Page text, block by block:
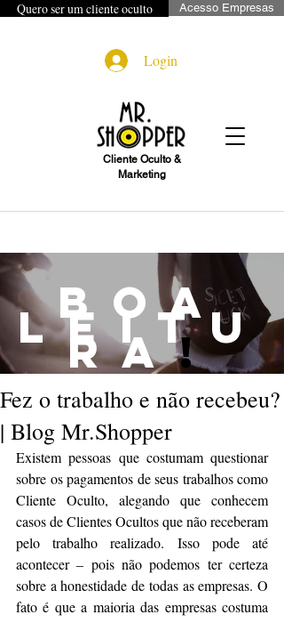
Quero ser um cliente oculto Acesso Empresas
Login
Cliente Oculto &
Marketing
boa
leitu
ra!
Fez o trabalho e não recebeu?
| Blog Mr.Shopper
Existem pessoas que costumam questionar
sobre os pagamentos de seus trabalhos como
Cliente Oculto, alegando que conhecem
casos de Clientes Ocultos que não receberam
pelo trabalho realizado. Isso pode até
acontecer – pois não podemos ter certeza
sobre a honestidade de todas as empresas. O
fato é que a maioria das empresas costuma